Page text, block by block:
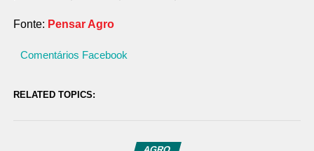
Fonte: Pensar Agro
Comentários Facebook
RELATED TOPICS: